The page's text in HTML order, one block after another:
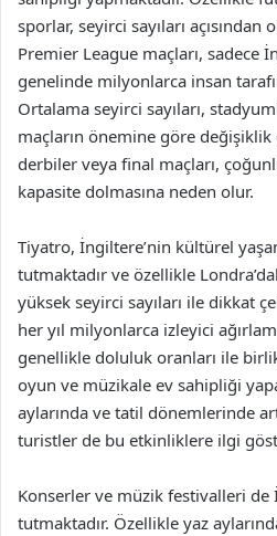
sporlar, seyirci sayıları
Premier League maçları, sadece
genelinde milyonlarca insan
Ortalama seyirci sayıları,
maçların önemine göre
derbiler veya final maçları,
kapasite dolmasına neden olur.
Tiyatro, İngiltere’nin kültürel
tutmaktadır ve özellikle
yüksek seyirci sayıları ile dikkat
her yıl milyonlarca izleyici
genellikle doluluk oranları ile
oyun ve müzikale ev sahipliği
aylarında ve tatil dönemlerinde
turistler de bu etkinliklere ilgi
Konserler ve müzik festivalleri
tutmaktadır. Özellikle yaz